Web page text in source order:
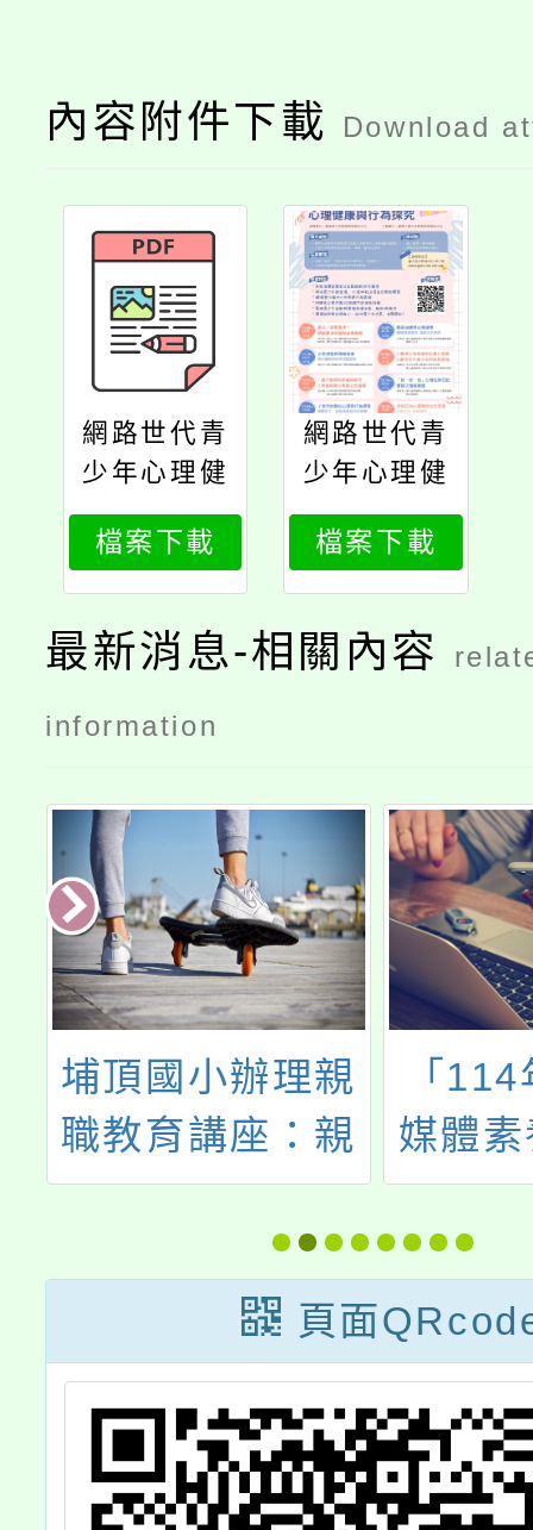
內容附件下載 Download
網路世代青
少年心理健
康與行為探
究招生簡章
檔案下載
網路世代青
少年心理健
康與行為探
究
檔案下載
最新消息-相關內容
information
埔頂國小辦理親
職教育講座：親
子閱讀-打開孩子
的閱讀之門，歡
迎本校教師、家
長及社區人士參
加。
「
媒體
師研
頁面